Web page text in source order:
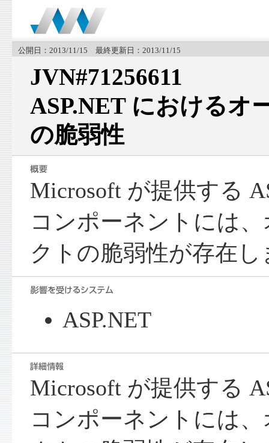
公開日：2013/11/15 最終更新日：2013/11/15
JVN#71256611
ASP.NET におけるオ
の脆弱性
Microsoft が提供する
コンポーネントには
クトの脆弱性が存在し
ASP.NET
Microsoft が提供する
コンポーネントには